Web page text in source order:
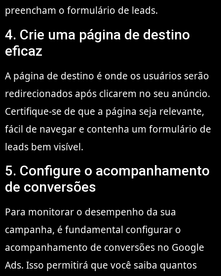
preencham o formulário de leads.
4. Crie uma página de destino
eficaz
A página de destino é onde os usuários serão
redirecionados após clicarem no seu anúncio.
Certifique-se de que a página seja relevante,
fácil de navegar e contenha um formulário de
leads bem visível.
5. Configure o acompanhamento
de conversões
Para monitorar o desempenho da sua
campanha, é fundamental configurar o
acompanhamento de conversões no Google
Ads. Isso permitirá que você saiba quantos